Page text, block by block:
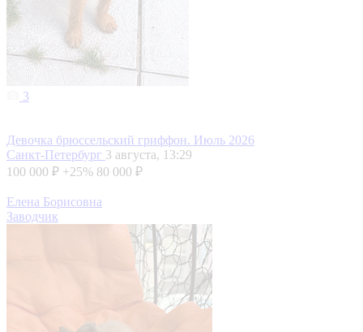
3
Девочка брюссельский гриффон. Июль 2026
Санкт-Петербург 3 августа, 13:29
100 000 ₽ +25% 80 000 ₽
Елена Борисовна
Заводчик